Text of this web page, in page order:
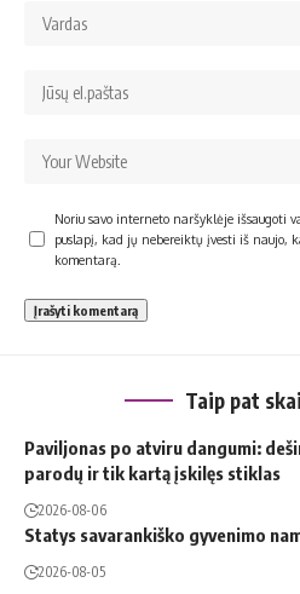
Noriu savo interneto naršyklėje išsaugoti
puslapį, kad jų nebereiktų įvesti iš naujo,
komentarą.
Taip pat
Paviljonas po atviru dangumi:
parodų ir tik kartą įskilęs stiklas
2026-08-06
Statys savarankiško gyvenimo
2026-08-05